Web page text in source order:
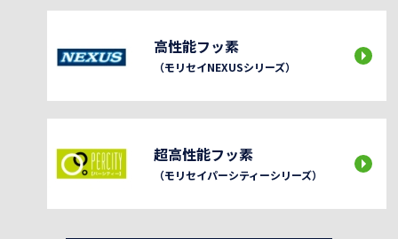
高性能フッ素
（モリセイNEXUSシリーズ）
超高性能フッ素
（モリセイパーシティーシリーズ）